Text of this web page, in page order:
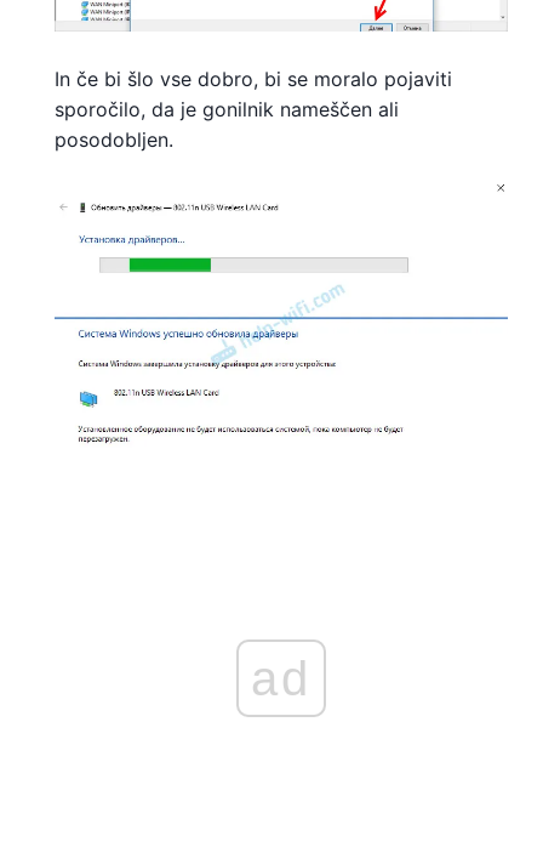
In če bi šlo vse dobro, bi se moralo pojaviti
sporočilo, da je gonilnik nameščen ali
posodobljen.
ad